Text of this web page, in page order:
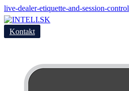
live-dealer-etiquette-and-session-control
Kontakt